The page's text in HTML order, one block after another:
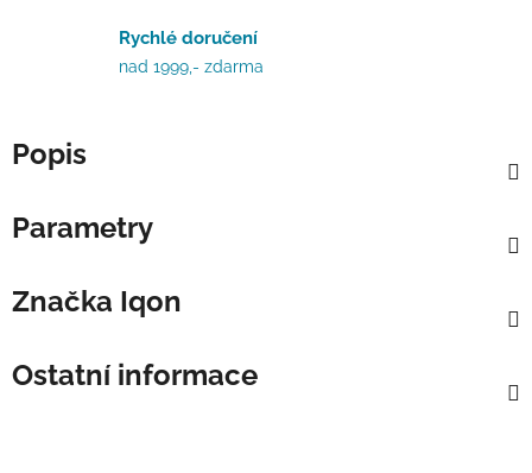
Rychlé doručení
nad 1999,- zdarma
Popis
Parametry
Značka Iqon
Ostatní informace